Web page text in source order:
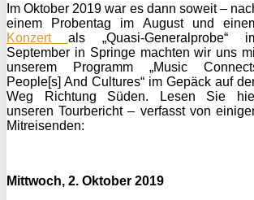
Im Oktober 2019 war es dann soweit –
einem Probentag im August und
Konzertals „Quasi-Generalprobe“
September in Springe machten wir uns
unserem Programm „Music
People[s] And Cultures“ im Gepäck auf
Weg Richtung Süden. Lesen Sie
unseren Tourbericht – verfasst von
Mitreisenden:
Mittwoch, 2. Oktober 2019